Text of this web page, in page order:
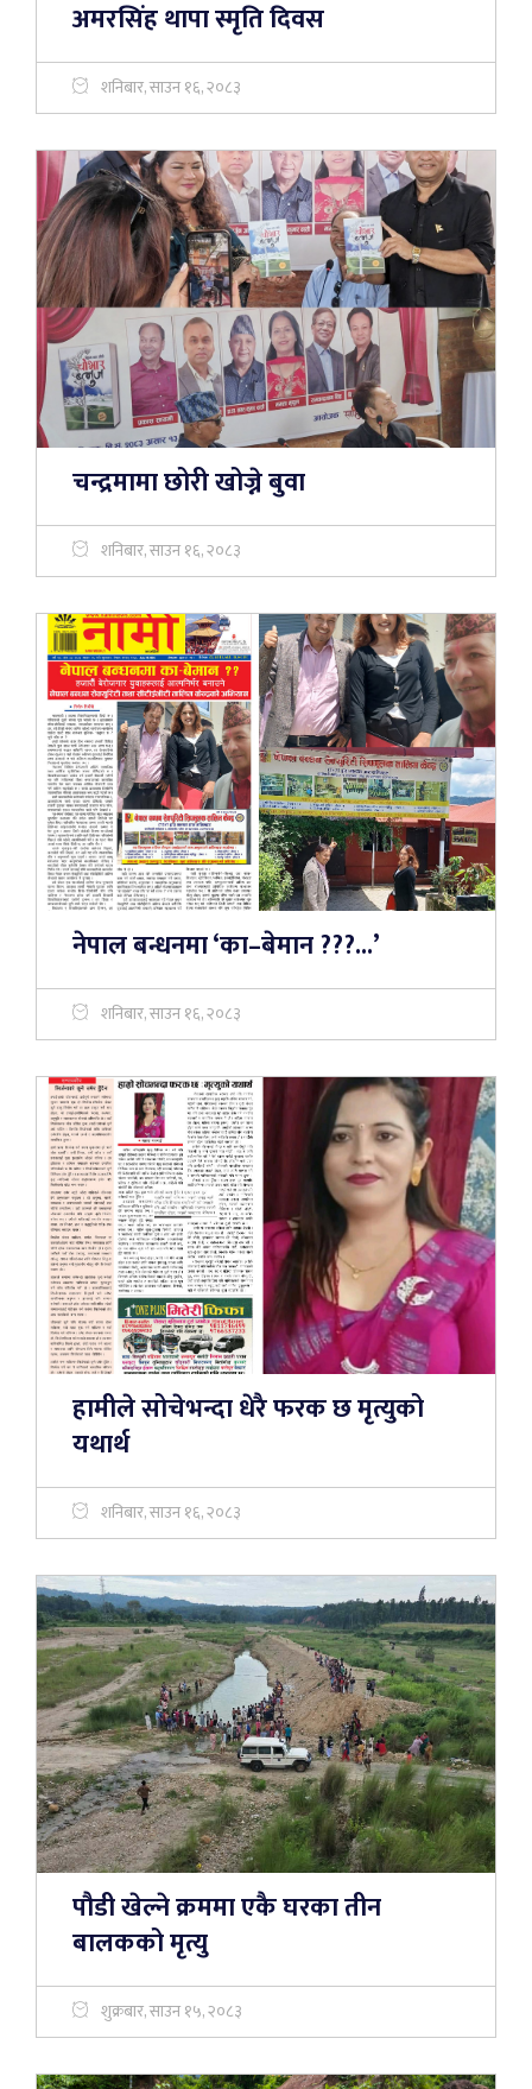
अमरसिंह थापा स्मृति दिवस
शनिबार, साउन १६, २०८३
चन्द्रमामा छोरी खोज्ने बुवा
शनिबार, साउन १६, २०८३
नेपाल बन्धनमा ‘का–बेमान ???...’
शनिबार, साउन १६, २०८३
हामीले सोचेभन्दा धेरै फरक छ मृत्युको
यथार्थ
शनिबार, साउन १६, २०८३
पौडी खेल्ने क्रममा एकै घरका तीन
बालकको मृत्यु
शुक्रबार, साउन १५, २०८३